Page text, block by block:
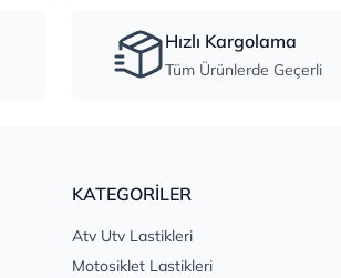
Hızlı Kargolama
Tüm Ürünlerde Geçerli
KATEGORİLER
Atv Utv Lastikleri
Motosiklet Lastikleri